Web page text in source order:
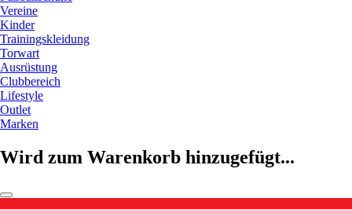
Vereine
Kinder
Trainingskleidung
Torwart
Ausrüstung
Clubbereich
Lifestyle
Outlet
Marken
Wird zum Warenkorb hinzugefügt...